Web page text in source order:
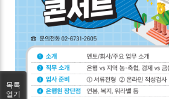
목록
열기